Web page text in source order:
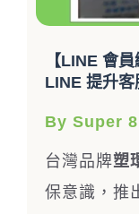
【LINE 會
LINE 提升客
By Super
台灣品牌塑
保意識，推